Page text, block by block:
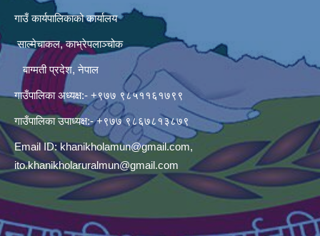
गाउँ कार्यपालिकाको कार्यालय
साल्मेचाकल, काभ्रेपलाञ्चोक
बाग्मती प्रदेश, नेपाल
गाउँपालिका अध्यक्ष:- +९७७ ९८५११६१७९९
गाउँपालिका उपाध्यक्ष:- +९७७ ९८६७८१३८७९
Email ID:khanikholamun@gmail.com,
ito.khanikholaruralmun@gmail.com